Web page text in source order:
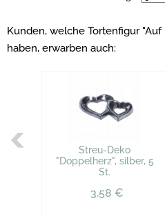
Kunden, welche Tortenfigur
haben, erwarben auch:
Streu-Deko
"Doppelherz", silber, 5
St.
3,58 €